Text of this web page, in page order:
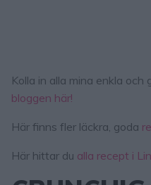
Kolla in alla mina enkla och
bloggen här!
Här finns fler läckra, goda
Här hittar du alla recept i